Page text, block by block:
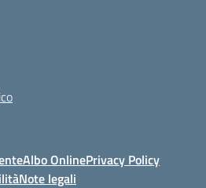
Albo OnlinePrivacy Policy
Note legali